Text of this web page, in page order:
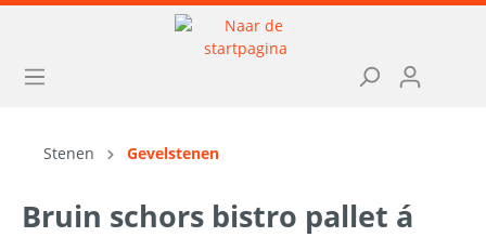
Stenen Gevelstenen
Bruin schors bistro pallet á